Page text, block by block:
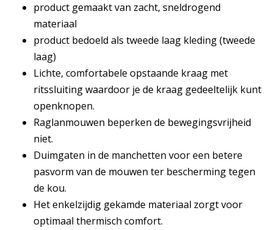
product gemaakt van zacht, sneldrogend
materiaal
product bedoeld als tweede laag kleding (tweede
laag)
Lichte, comfortabele opstaande kraag met
ritssluiting waardoor je de kraag gedeeltelijk kunt
openknopen.
Raglanmouwen beperken de bewegingsvrijheid
niet.
Duimgaten in de manchetten voor een betere
pasvorm van de mouwen ter bescherming tegen
de kou.
Het enkelzijdig gekamde materiaal zorgt voor
optimaal thermisch comfort.